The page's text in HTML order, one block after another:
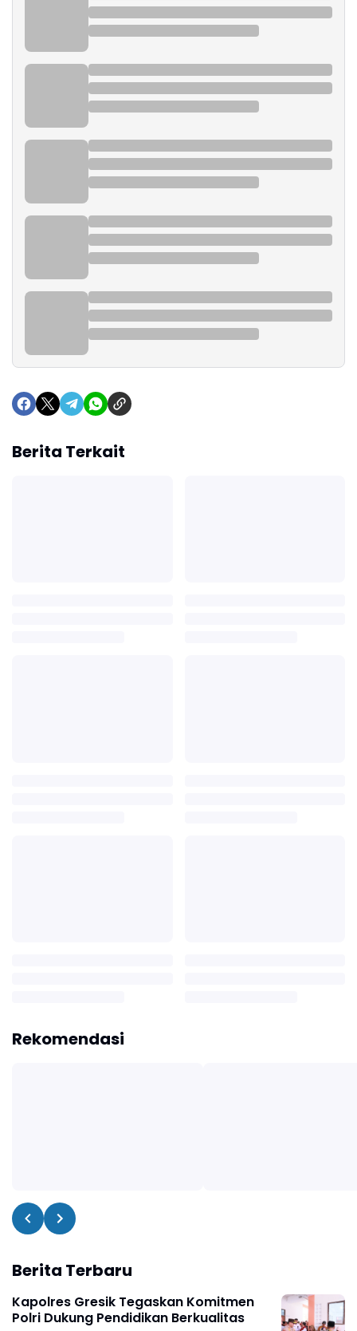
Berita Terkait
Rekomendasi
Berita Terbaru
Kapolres Gresik Tegaskan Komitmen
Polri Dukung Pendidikan Berkualitas